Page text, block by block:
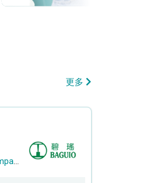
更多
Baguio Cleaning Services Company Limited